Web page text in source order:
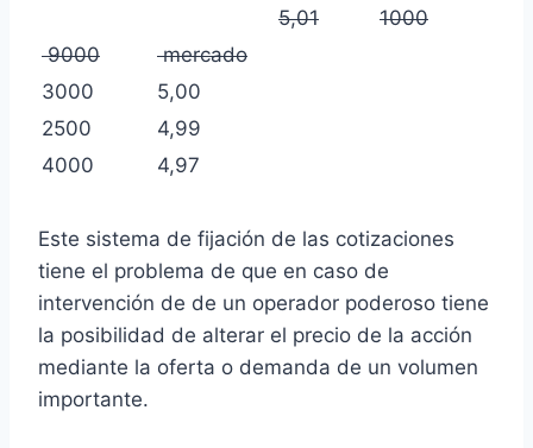
5,01
1000
9000
mercado
3000
5,00
2500
4,99
4000
4,97
Este sistema de fijación de las cotizaciones
tiene el problema de que en caso de
intervención de de un operador poderoso tiene
la posibilidad de alterar el precio de la acción
mediante la oferta o demanda de un volumen
importante.